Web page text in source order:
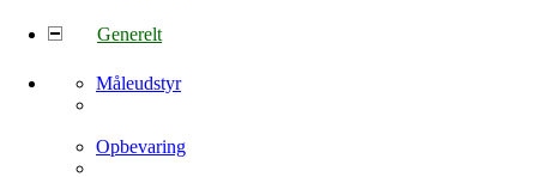
Generelt
Måleudstyr
Opbevaring